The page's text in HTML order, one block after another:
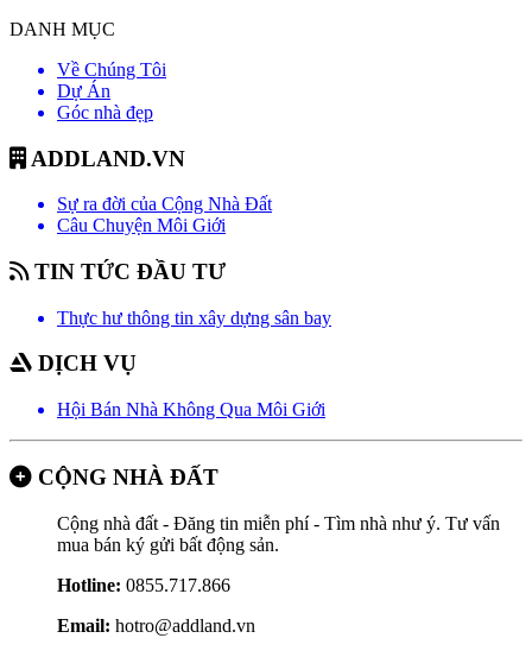
DANH MỤC
Về Chúng Tôi
Dự Án
Góc nhà đẹp
ADDLAND.VN
Sự ra đời của Cộng Nhà Đất
Câu Chuyện Môi Giới
TIN TỨC ĐẦU TƯ
Thực hư thông tin xây dựng sân bay
DỊCH VỤ
Hội Bán Nhà Không Qua Môi Giới
CỘNG NHÀ ĐẤT
Cộng nhà đất - Đăng tin miễn phí - Tìm nhà như ý. Tư vấn
mua bán ký gửi bất động sản.
Hotline: 0855.717.866
Email: hotro@addland.vn